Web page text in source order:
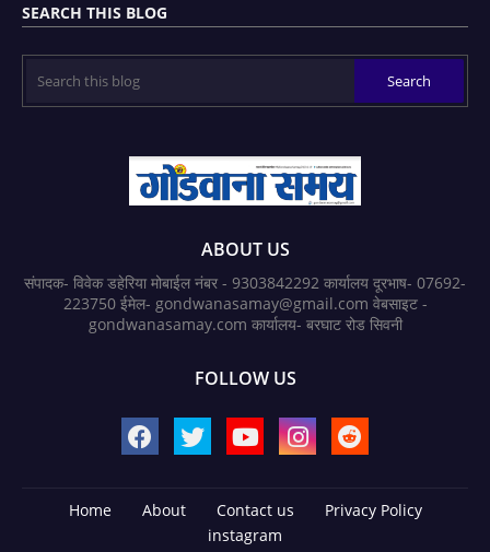
SEARCH THIS BLOG
ABOUT US
संपादक- विवेक डहेरिया मोबाईल नंबर - 9303842292 कार्यालय दूरभाष- 07692-
223750 ईमेल- gondwanasamay@gmail.com वेबसाइट -
gondwanasamay.com कार्यालय- बरघाट रोड सिवनी
FOLLOW US
Home About Contact us
Privacy Policy
instagram